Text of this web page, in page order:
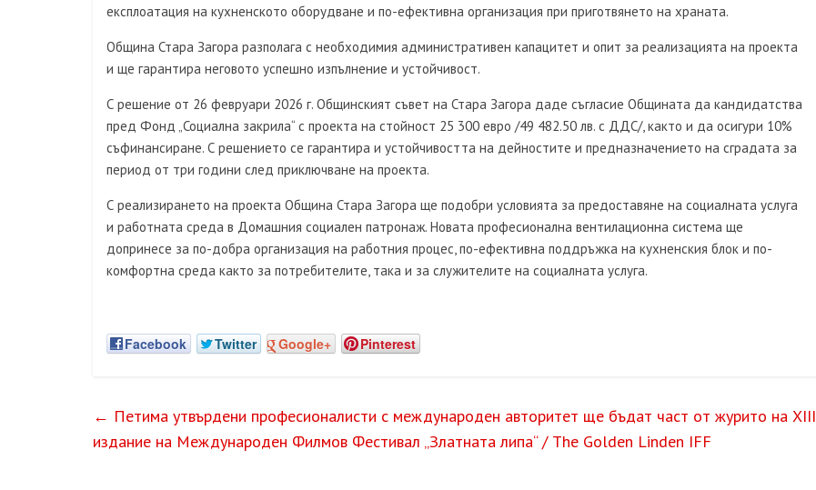
експлоатация на кухненското оборудване и по-ефективна организация при приготвянето на храната.
Община Стара Загора разполага с необходимия административен капацитет и опит за реализацията на проекта
и ще гарантира неговото успешно изпълнение и устойчивост.
С решение от 26 февруари 2026 г. Общинският съвет на Стара Загора даде съгласие Общината да кандидатства
пред Фонд „Социална закрила“ с проекта на стойност 25 300 евро /49 482.50 лв. с ДДС/, както и да осигури 10%
съфинансиране. С решението се гарантира и устойчивостта на дейностите и предназначението на сградата за
период от три години след приключване на проекта.
С реализирането на проекта Община Стара Загора ще подобри условията за предоставяне на социалната услуга
и работната среда в Домашния социален патронаж. Новата професионална вентилационна система ще
допринесе за по-добра организация на работния процес, по-ефективна поддръжка на кухненския блок и по-
комфортна среда както за потребителите, така и за служителите на социалната услуга.
Facebook Twitter Google+ Pinterest
← Петима утвърдени професионалисти с международен авторитет ще бъдат част от журито на XIII
издание на Международен Филмов Фестивал „Златната липа“ / The Golden Linden IFF